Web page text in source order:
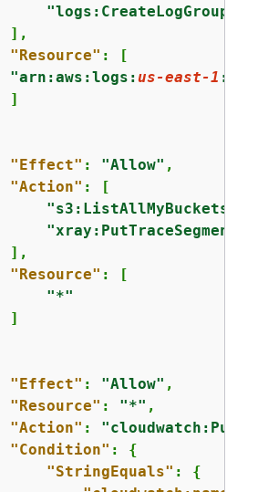
"logs:CreateLogGroup"
],
"Resource" : [
"arn:aws:logs:us-east-1 :
]
"Effect" : "Allow" ,
"Action" : [
"s3:ListAllMyBuckets"
"xray:PutTraceSegments"
],
"Resource" : [
"*"
]
"Effect" : "Allow" ,
"Resource" : "*" ,
"Action" :
"Condition" : {
"StringEquals" : {